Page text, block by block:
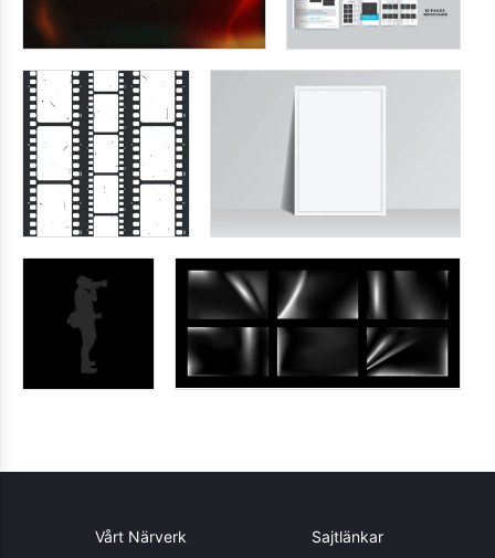
Vårt Närverk Sajtlänkar